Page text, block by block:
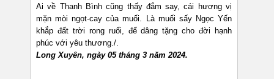
Ai về Thanh Bình cũng thấy đắm say, cái hương vị
mặn mòi ngọt-cay của muối. Là muối sấy Ngọc Yến
khắp đất trời rong ruổi, để dâng tặng cho đời hạnh
phúc với yêu thương./.
Long Xuyên, ngày 05 tháng 3 năm 2024.